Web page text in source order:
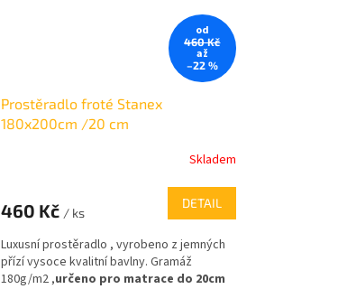
od
460 Kč
až
–22 %
Prostěradlo froté Stanex
180x200cm /20 cm
Skladem
460 Kč / ks
DETAIL
Luxusní prostěradlo , vyrobeno z jemných
přízí vysoce kvalitní bavlny. Gramáž
180g/m2 ,určeno pro matrace do 20cm